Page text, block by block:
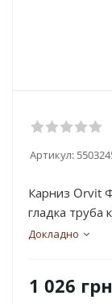
Артикул:
Карниз Orvit
гладка труба
Докладно
1 026